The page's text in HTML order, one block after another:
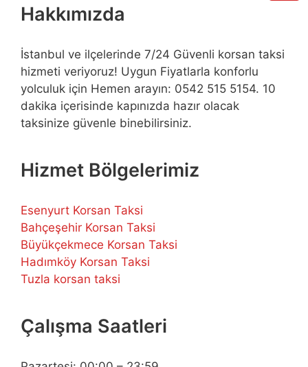
Hakkımızda
İstanbul ve ilçelerinde 7/24 Güvenli korsan taksi
hizmeti veriyoruz! Uygun Fiyatlarla konforlu
yolculuk için Hemen arayın: 0542 515 5154. 10
dakika içerisinde kapınızda hazır olacak
taksinize güvenle binebilirsiniz.
Hizmet Bölgelerimiz
Esenyurt Korsan Taksi
Bahçeşehir Korsan Taksi
Büyükçekmece Korsan Taksi
Hadımköy Korsan Taksi
Tuzla korsan taksi
Çalışma Saatleri